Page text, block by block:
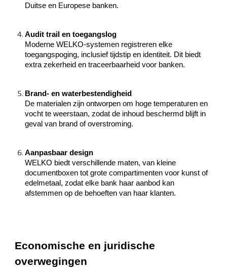
Duitse en Europese banken.
Audit trail en toegangslog
Moderne WELKO-systemen registreren elke
toegangspoging, inclusief tijdstip en identiteit. Dit biedt
extra zekerheid en traceerbaarheid voor banken.
Brand- en waterbestendigheid
De materialen zijn ontworpen om hoge temperaturen en
vocht te weerstaan, zodat de inhoud beschermd blijft in
geval van brand of overstroming.
Aanpasbaar design
WELKO biedt verschillende maten, van kleine
documentboxen tot grote compartimenten voor kunst of
edelmetaal, zodat elke bank haar aanbod kan
afstemmen op de behoeften van haar klanten.
Economische en juridische
overwegingen